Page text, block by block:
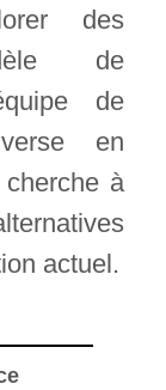
des
de
de
en
à
actuel.